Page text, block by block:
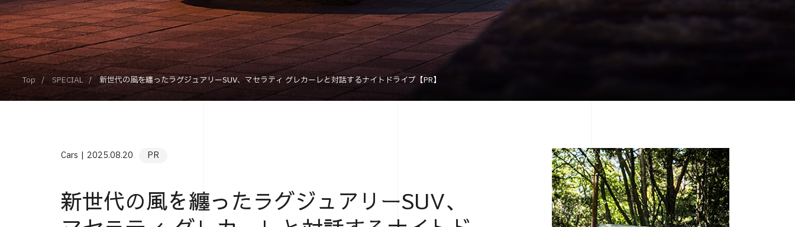
Top SPECIAL 新世代の風を纏ったラグジュアリーSUV、マセラティ グレカーレと対話するナイトドライブ【PR】
Cars 2025.08.20 PR
新世代の風を纏ったラグジュアリーSUV、